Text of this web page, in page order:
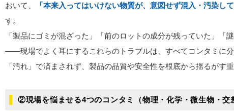
おいて、
「本来入ってはいけない物質が、意図せず混入・汚染して
す。
「製品にゴミが混ざった」「前のロットの成分が残っていた」「
——現場でよく耳にするこれらのトラブルは、すべてコンタミに
「汚れ」で済まされず、製品の品質や安全性を根底から揺るがす重
②現場を悩ませる4つのコンタミ（物理・化学・微生物・交